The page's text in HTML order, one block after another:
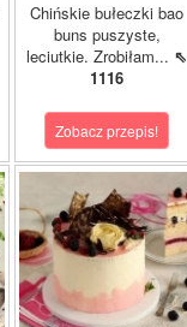
Chińskie bułeczki bao
buns puszyste,
leciutkie. Zrobiłam... ⇖
1116
Zobacz przepis!